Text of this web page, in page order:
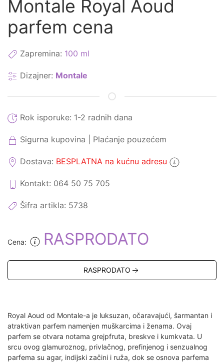
Montale Royal Aoud
parfem cena
Zapremina: 100 ml
Dizajner: Montale
Rok isporuke: 1-2 radnih dana
Sigurna kupovina | Plaćanje pouzećem
Dostava: BESPLATNA na kućnu adresu
Kontakt: 064 50 75 705
Šifra artikla: 5738
Cena: RASPRODATO
RASPRODATO
Royal Aoud od Montale-a je luksuzan, očaravajući, šarmantan i
atraktivan parfem namenjen muškarcima i ženama. Ovaj
parfem se otvara notama grejpfruta, breskve i kumkvata. U
srcu ovog glamuroznog, privlačnog, prefinjenog i senzualnog
parfema su agar, indijski začini i ruža, dok se osnova parfema